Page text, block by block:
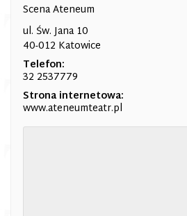
Scena Ateneum
ul. Św. Jana 10
40-012 Katowice
Telefon:
32 2537779
Strona internetowa:
www.ateneumteatr.pl